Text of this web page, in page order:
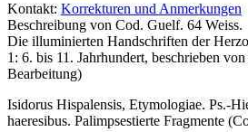
Kontakt: Korrekturen und Anmerkungen
Beschreibung von Cod. Guelf. 64 Weiss.
Die illuminierten Handschriften der
1: 6. bis 11. Jahrhundert, beschrieben
Bearbeitung)
Isidorus Hispalensis, Etymologiae. Ps.-
haeresibus. Palimpsestierte Fragmente